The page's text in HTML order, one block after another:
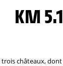
KM 5.1
châteaux, dont